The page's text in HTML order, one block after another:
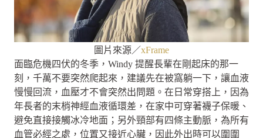
圖片來源／xFrame
面臨危機四伏的冬季，Windy 提醒長輩在剛起床的那一
刻，千萬不要突然爬起來，建議先在被窩躺一下，讓血液
慢慢回流，血壓才不會突然出問題。在日常穿搭上，因為
年長者的末梢神經血液循環差，在家中可穿著襪子保暖、
避免直接接觸冰冷地面；另外頸部有四條主動脈，為所有
血管必經之處，位置又接近心臟，因此外出時可以圍圍